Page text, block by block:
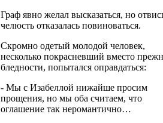
Граф явно желал высказаться, но
челюсть отказалась повиноваться.
Скромно одетый молодой человек,
несколько покрасневший вместо
бледности, попытался оправдаться:
- Мы с Изабеллой нижайше просим
прощения, но мы оба считаем, что
оглашение так неромантично…